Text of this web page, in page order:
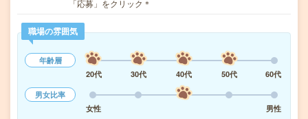
「応募」をクリック＊
職場の雰囲気
年齢層
20代
30代 40代 50代
60代
男女比率
女性
男性